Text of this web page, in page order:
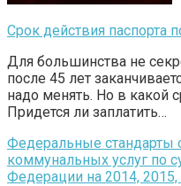
Срок действия паспорта
Для большинства не
после 45 лет
надо менять. Но в какой
Придется ли заплатить…
Федеральные
коммунальных услуг по
Федерации на 2014,